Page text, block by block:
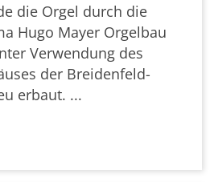
die Orgel durch die
Hugo Mayer Orgelbau
Verwendung des
der Breidenfeld-
erbaut. ...